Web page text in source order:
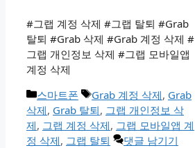
#그랩 계정 삭제 #그랩 탈퇴 #Grab
탈퇴 #Grab 삭제 #Grab 계정 삭제 #
그랩 개인정보 삭제 #그랩 모바일앱
계정 삭제
카
테
고
리
스마트폰
태
그
Grab 계정 삭제, Grab
삭제, Grab 탈퇴, 그랩 개인정보 삭
제, 그랩 계정 삭제, 그랩 모바일앱 계
정 삭제, 그랩 탈퇴 댓글 남기기